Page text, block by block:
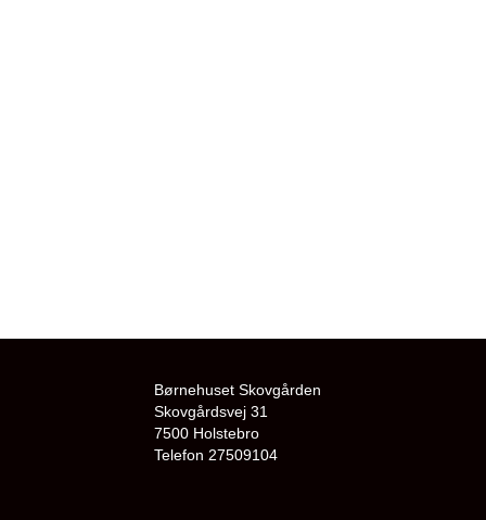
Børnehuset Skovgården
Skovgårdsvej 31
7500 Holstebro
Telefon 27509104